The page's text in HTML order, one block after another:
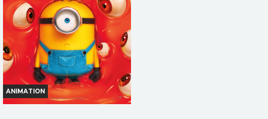
Réservation
TOUT PUBLIC
VF
ANIMATION